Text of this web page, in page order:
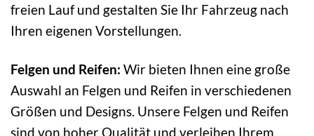
freien Lauf und gestalten Sie Ihr Fahrzeug nach
Ihren eigenen Vorstellungen.
Felgen und Reifen: Wir bieten Ihnen eine große
Auswahl an Felgen und Reifen in verschiedenen
Größen und Designs. Unsere Felgen und Reifen
sind von hoher Qualität und verleihen Ihrem